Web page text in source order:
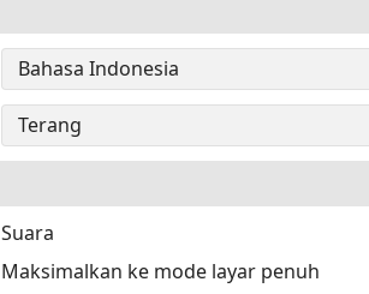
Suara
Maksimalkan ke mode layar penuh